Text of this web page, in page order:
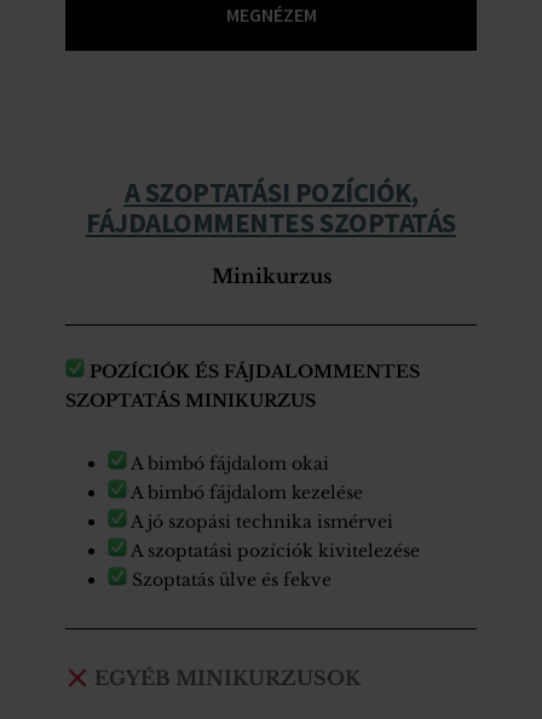
MEGNÉZEM
A SZOPTATÁSI POZÍCIÓK,
FÁJDALOMMENTES SZOPTATÁS
Minikurzus
POZÍCIÓK ÉS FÁJDALOMMENTES
SZOPTATÁS MINIKURZUS
A bimbó fájdalom okai
A bimbó fájdalom kezelése
A jó szopási technika ismérvei
A szoptatási pozíciók kivitelezése
Szoptatás ülve és fekve
EGYÉB MINIKURZUSOK